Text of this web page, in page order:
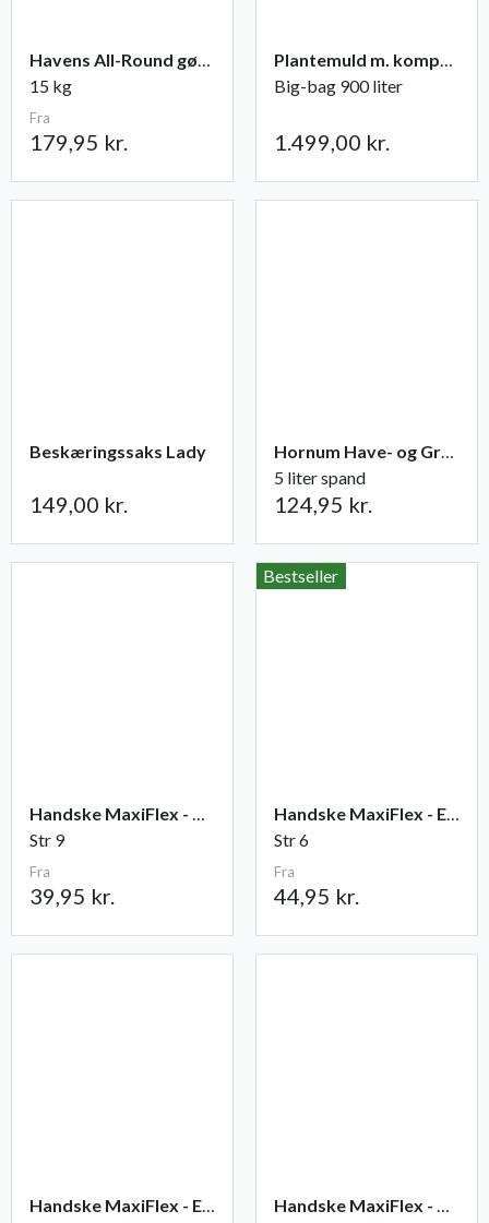
Havens All-Round gødning NPK 12-2-10
15 kg
Fra
179,95 kr.
Plantemuld m. kompost fra Champost
Big-bag 900 liter
1.499,00 kr.
Beskæringssaks Lady
149,00 kr.
Hornum Have- og Grøntsagsgødning NPK 9-2-5
5 liter spand
124,95 kr.
Handske MaxiFlex - Ultimate
Str 9
Fra
39,95 kr.
Bestseller
Handske MaxiFlex - Endurance
Str 6
Fra
44,95 kr.
Handske MaxiFlex - Elite
Handske MaxiFlex - Cut